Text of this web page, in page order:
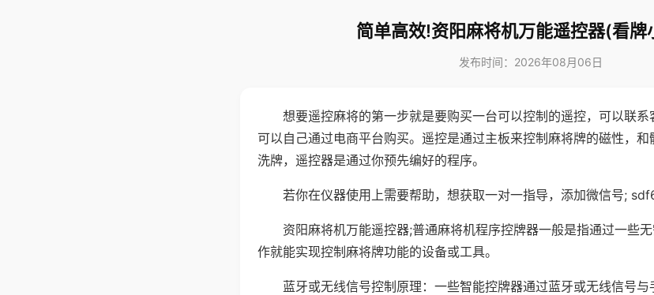
简单高效!资阳麻将机万能遥控器(看牌
发布时间：2026年08月06日
想要遥控麻将的第一步就是要购买一台可以控制的遥控，可以联
可以自己通过电商平台购买。遥控是通过主板来控制麻将牌的磁性，
洗牌，遥控器是通过你预先编好的程序。
若你在仪器使用上需要帮助，想获取一对一指导，添加微信号;
资阳麻将机万能遥控器;普通麻将机程序控牌器一般是指通过一些
作就能实现控制麻将牌功能的设备或工具。
蓝牙或无线信号控制原理：一些智能控牌器通过蓝牙或无线信号